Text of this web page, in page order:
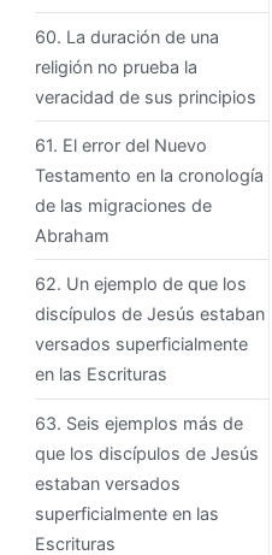
60. La duración de una
religión no prueba la
veracidad de sus principios
61. El error del Nuevo
Testamento en la cronología
de las migraciones de
Abraham
62. Un ejemplo de que los
discípulos de Jesús estaban
versados ​​superficialmente
en las Escrituras
63. Seis ejemplos más de
que los discípulos de Jesús
estaban versados ​​
superficialmente en las
Escrituras